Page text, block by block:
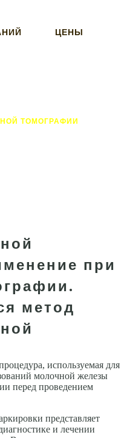
ЦЕНЫ
ТОМОГРАФИИ
при
метод
используемая для
молочной железы
перед проведением
представляет
и лечении